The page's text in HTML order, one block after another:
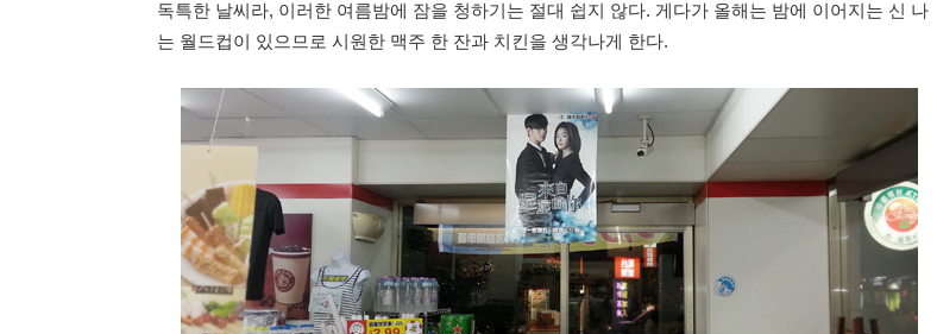
독특한 날씨라, 이러한 여름밤에 잠을 청하기는 절대 쉽지 않다. 게다가 올해는 밤에 이어지는 신 나
는 월드컵이 있으므로 시원한 맥주 한 잔과 치킨을 생각나게 한다.